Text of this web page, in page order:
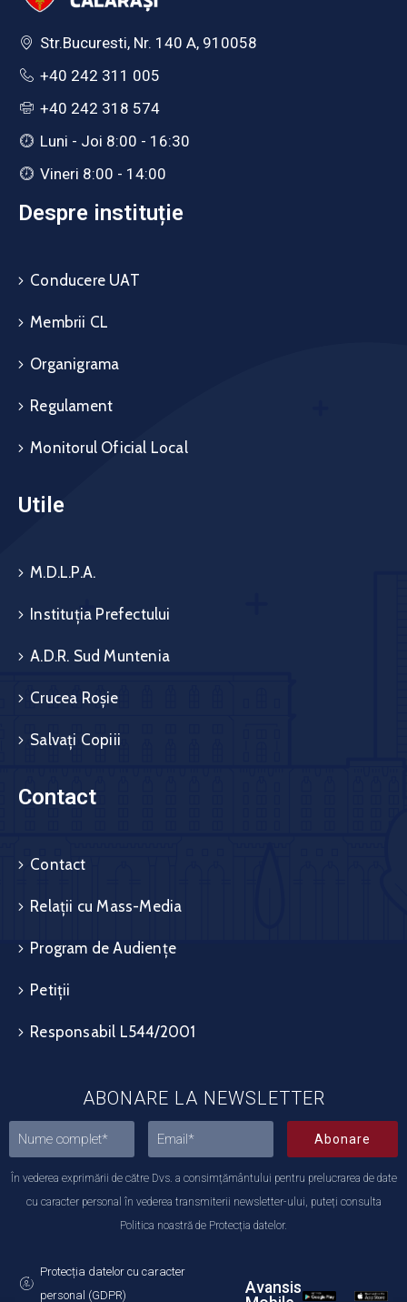
Str.Bucuresti, Nr. 140 A, 910058
+40 242 311 005
+40 242 318 574
Luni - Joi 8:00 - 16:30
Vineri 8:00 - 14:00
Despre instituție
Conducere UAT
Membrii CL
Organigrama
Regulament
Monitorul Oficial Local
Utile
M.D.L.P.A.
Instituția Prefectului
A.D.R. Sud Muntenia
Crucea Roșie
Salvați Copiii
Contact
Contact
Relații cu Mass-Media
Program de Audiențe
Petiții
Responsabil L544/2001
ABONARE LA NEWSLETTER
Abonare
În vederea exprimării de către Dvs. a consimțământului pentru prelucrarea de date
cu caracter personal în vederea transmiterii newsletter-ului, puteți consulta
Politica noastră de Protecția datelor.
Protecția datelor cu caracter
personal (GDPR)
Avansis